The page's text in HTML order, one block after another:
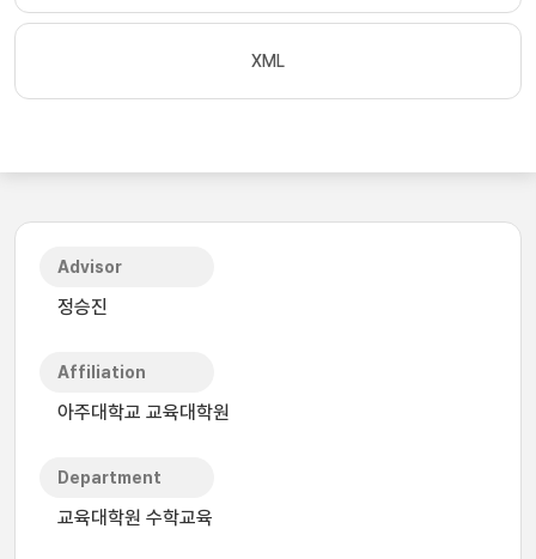
XML
Advisor
정승진
Affiliation
아주대학교 교육대학원
Department
교육대학원 수학교육